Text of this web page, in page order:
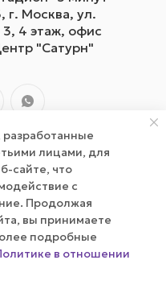
г. Москва, ул.
4 этаж, офис
"Сатурн"
2021
лицами, для
сайте, что
с
Продолжая
вы принимаете
подробные
в отношении